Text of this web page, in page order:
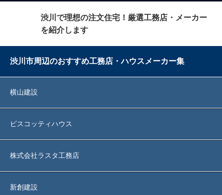
渋川で理想の注文住宅！厳選工務店・メーカー
を紹介します
渋川市周辺のおすすめ工務店・ハウスメーカー集
横山建設
ビスコッティハウス
株式会社ラスタ工務店
新創建設